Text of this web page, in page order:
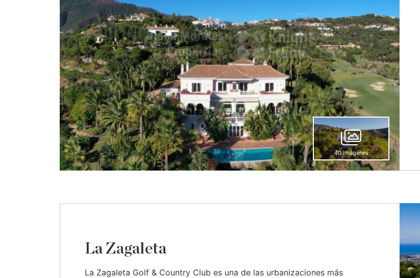
40 imágenes
La Zagaleta
La Zagaleta Golf & Country Club es una de las urbanizaciones más